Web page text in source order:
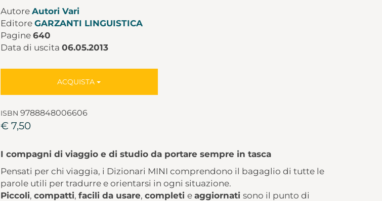
Autore Autori Vari
Editore GARZANTI LINGUISTICA
Pagine 640
Data di uscita 06.05.2013
ACQUISTA
ISBN 9788848006606
€ 7,50
I compagni di viaggio e di studio da portare sempre in tasca
Pensati per chi viaggia, i Dizionari MINI comprendono il bagaglio di tutte le
parole utili per tradurre e orientarsi in ogni situazione.
Piccoli, compatti, facili da usare, completi e aggiornati sono il punto di